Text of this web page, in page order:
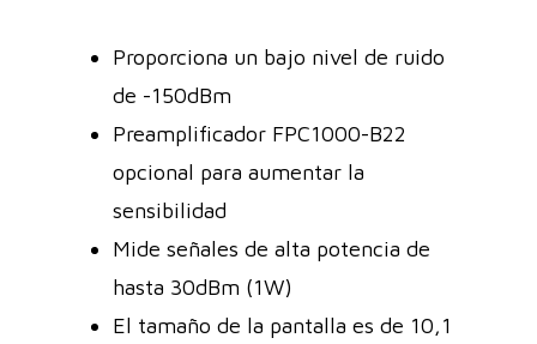
Proporciona un bajo nivel de ruido
de -150dBm
Preamplificador FPC1000-B22
opcional para aumentar la
sensibilidad
Mide señales de alta potencia de
hasta 30dBm (1W)
El tamaño de la pantalla es de 10,1